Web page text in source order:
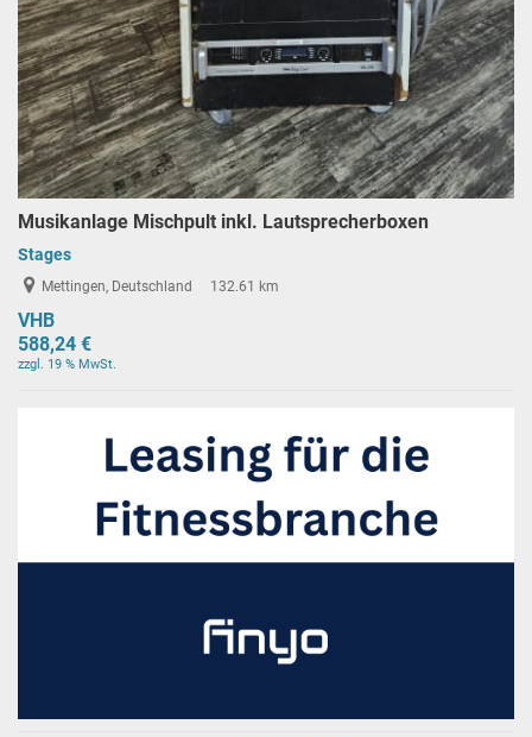
Musikanlage Mischpult inkl. Lautsprecherboxen
Stages
Mettingen, Deutschland 132.61 km
VHB
588,24 €
zzgl. 19 % MwSt.